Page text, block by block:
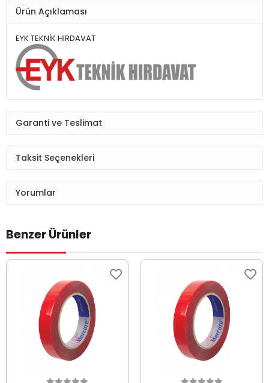
Ürün Açıklaması
EYK TEKNİK HIRDAVAT
Garanti ve Teslimat
Taksit Seçenekleri
Yorumlar
Benzer Ürünler